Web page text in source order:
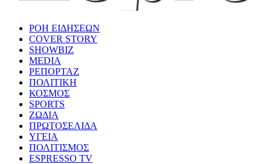
ΡΟΗ ΕΙΔΗΣΕΩΝ
COVER STORY
SHOWBIZ
MEDIA
ΡΕΠΟΡΤΑΖ
ΠΟΛΙΤΙΚΗ
ΚΟΣΜΟΣ
SPORTS
ΖΩΔΙΑ
ΠΡΩΤΟΣΕΛΙΔΑ
ΥΓΕΙΑ
ΠΟΛΙΤΙΣΜΟΣ
ESPRESSO TV